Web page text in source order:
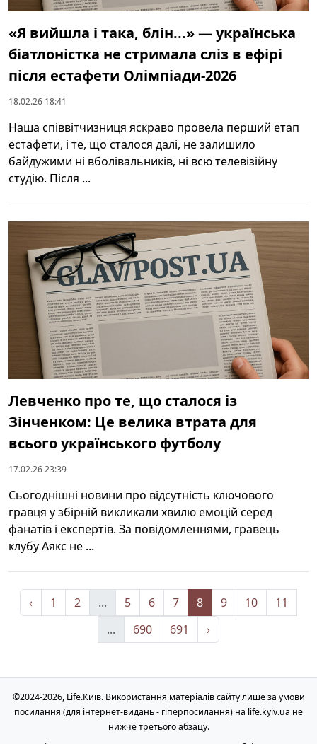
«Я вийшла і така, блін...» — українська
біатлоністка не стримала сліз в ефірі
після естафети Олімпіади-2026
18.02.26 18:41
Наша співвітчизниця яскраво провела перший етап
естафети, і те, що сталося далі, не залишило
байдужими ні вболівальників, ні всю телевізійну
студію. Після ...
Левченко про те, що сталося із
Зінченком: Це велика втрата для
всього українського футболу
17.02.26 23:39
Сьогоднішні новини про відсутність ключового
гравця у збірній викликали хвилю емоцій серед
фанатів і експертів. За повідомленнями, гравець
клубу Аякс не ...
‹ 1 2 ... 5 6 7 8 9 10
11
...
690 691 ›
©2024-2026, Life.Київ. Використання матеріалів сайту лише за умови
посилання (для інтернет-видань - гіперпосилання) на life.kyiv.ua не
нижче третього абзацу.